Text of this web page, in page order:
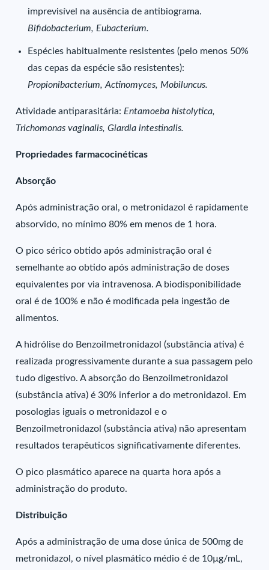
imprevisível na ausência de antibiograma.
Bifidobacterium, Eubacterium.
Espécies habitualmente resistentes (pelo menos 50%
das cepas da espécie são resistentes):
Propionibacterium, Actinomyces, Mobiluncus.
Atividade antiparasitária: Entamoeba histolytica,
Trichomonas vaginalis, Giardia intestinalis.
Propriedades farmacocinéticas
Absorção
Após administração oral, o metronidazol é rapidamente
absorvido, no mínimo 80% em menos de 1 hora.
O pico sérico obtido após administração oral é
semelhante ao obtido após administração de doses
equivalentes por via intravenosa. A biodisponibilidade
oral é de 100% e não é modificada pela ingestão de
alimentos.
A hidrólise do Benzoilmetronidazol (substância ativa) é
realizada progressivamente durante a sua passagem pelo
tudo digestivo. A absorção do Benzoilmetronidazol
(substância ativa) é 30% inferior a do metronidazol. Em
posologias iguais o metronidazol e o
Benzoilmetronidazol (substância ativa) não apresentam
resultados terapêuticos significativamente diferentes.
O pico plasmático aparece na quarta hora após a
administração do produto.
Distribuição
Após a administração de uma dose única de 500mg de
metronidazol, o nível plasmático médio é de 10µg/mL,